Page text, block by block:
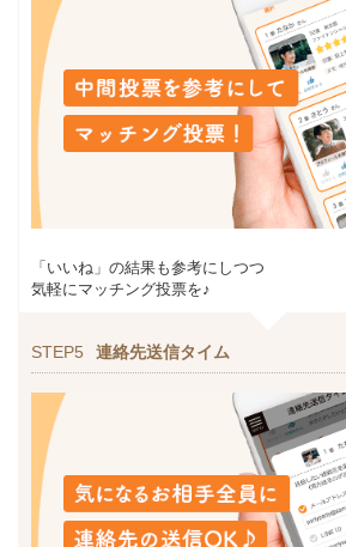
「いいね」の結果も参考にしつつ
気軽にマッチング投票を♪
STEP5 連絡先送信タイム